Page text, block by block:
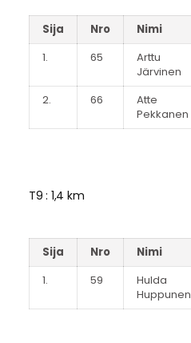
Sija Nro Nimi
1.
65
Arttu
Järvinen
2. 66
Atte
Pekkanen
T9 : 1,4 km
Sija Nro Nimi
1.
59
Hulda
Huppunen